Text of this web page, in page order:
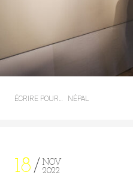
ÉCRIRE POUR… NÉPAL
18
NOV
2022